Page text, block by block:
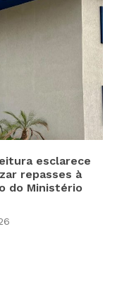
esclarece
repasses à
do Ministério